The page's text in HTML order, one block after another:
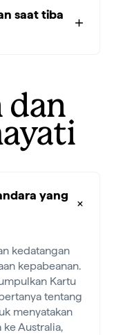
saat tiba
dan
yang
kedatangan
kepabeanan.
Kartu
tentang
menyatakan
Australia,